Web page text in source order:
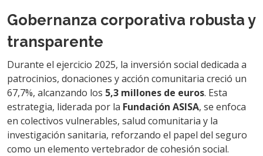
Gobernanza corporativa robusta y
transparente
Durante el ejercicio 2025, la inversión social dedicada a
patrocinios, donaciones y acción comunitaria creció un
67,7%, alcanzando los 5,3 millones de euros. Esta
estrategia, liderada por la Fundación ASISA, se enfoca
en colectivos vulnerables, salud comunitaria y la
investigación sanitaria, reforzando el papel del seguro
como un elemento vertebrador de cohesión social.